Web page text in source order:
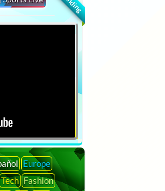
Europe
Tech Fashion